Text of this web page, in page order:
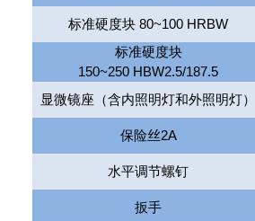
标准硬度块 80~100 HRBW
标准硬度块
150~250 HBW2.5/187.5
显微镜座（含内照明灯和外照明灯）
保险丝2A
水平调节螺钉
扳手